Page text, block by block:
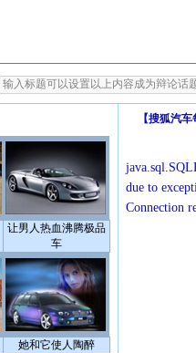
让男人热血沸腾极品
车
她和它使人陶醉
【搜狐汽车
due to
Connection